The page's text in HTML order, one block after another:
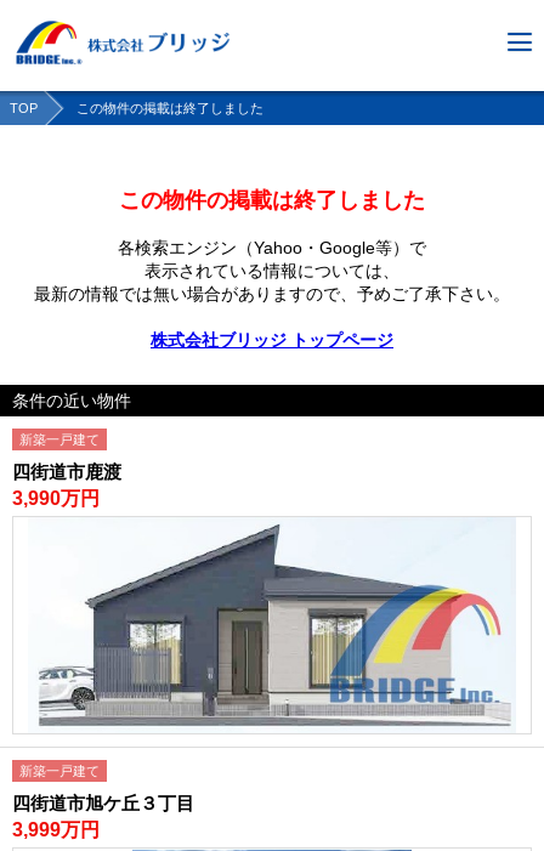
TOP この物件の掲載は終了しました
この物件の掲載は終了しました
各検索エンジン（Yahoo・Google等）で
表示されている情報については、
最新の情報では無い場合がありますので、 予めご了承下さい。
株式会社ブリッジ トップページ
条件の近い物件
新築一戸建て
四街道市鹿渡
3,990万円
新築一戸建て
四街道市旭ケ丘３丁目
3,999万円